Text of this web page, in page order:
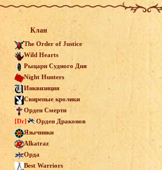
Клан
The Order of Justice
Wild Hearts
Рыцари Судного Дня
Night Hunters
Инквизиция
Свирепые кролики
Орден Смерти
[Dr]
Орден Драконов
Язычники
Alkatraz
Орда
Best Warriors